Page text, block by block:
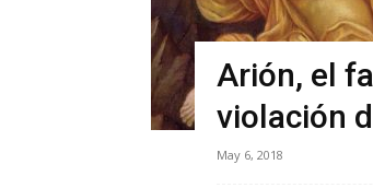
Arión, el
violación
May 6, 2018